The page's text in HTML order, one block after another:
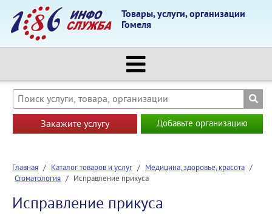
Товары, услуги, организации
Гомеля
Закажите услугу Добавьте организацию
Главная / Каталог товаров и услуг / Медицина, здоровье, красота /
Стоматология / Исправление прикуса
Исправление прикуса